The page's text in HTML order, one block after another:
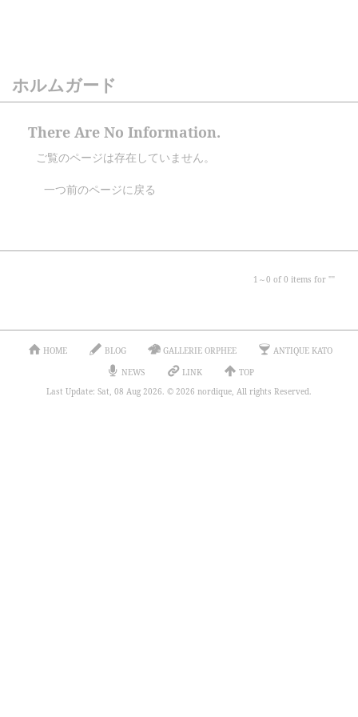
ホルムガード
There Are No Information.
ご覧のページは存在していません。
一つ前のページに戻る
1～0 of 0 items for ""
HOME BLOG GALLERIE ORPHEE
ANTIQUE KATO
NEWS
LINK
TOP
Last Update: Sat, 08 Aug 2026. © 2026 nordique, All rights Reserved.